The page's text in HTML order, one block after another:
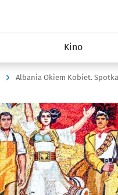
Kino
Albania Okiem Kobiet.